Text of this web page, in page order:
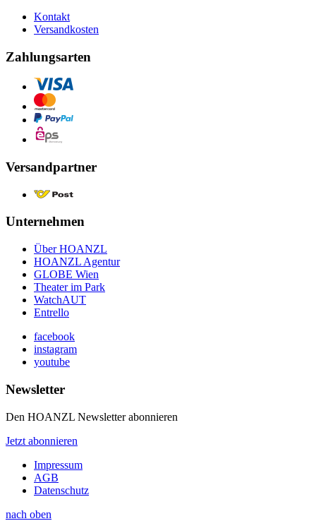
Kontakt
Versandkosten
Zahlungsarten
Versandpartner
Unternehmen
Über HOANZL
HOANZL Agentur
GLOBE Wien
Theater im Park
WatchAUT
Entrello
facebook
instagram
youtube
Newsletter
Den HOANZL Newsletter abonnieren
Jetzt abonnieren
Impressum
AGB
Datenschutz
nach oben